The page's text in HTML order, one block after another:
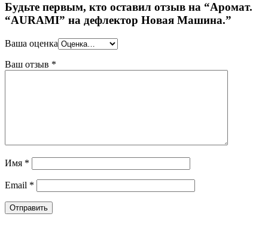
Будьте первым, кто оставил отзыв на “Аромат.
“AURAMI” на дефлектор Новая Машина.”
Ваша оценка
Ваш отзыв *
Имя *
Email *